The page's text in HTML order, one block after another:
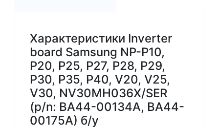
Характеристики Inverter
board Samsung NP-P10,
P20, P25, P27, P28, P29,
P30, P35, P40, V20, V25,
V30, NV30MH036X/SER
(p/n: BA44-00134A, BA44-
00175A) б/у